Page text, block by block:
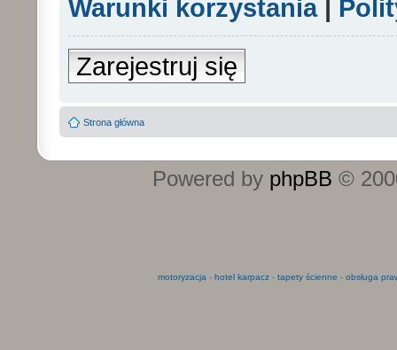
Warunki korzystania|
Zarejestruj się
Strona główna
Powered by phpBB ©
motoryzacja - hotel karpacz- tapety ścienne - obsługa